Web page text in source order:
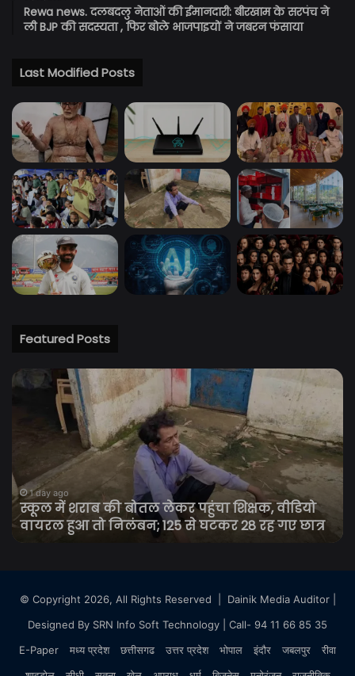
Rewa news. दलबदलु नेताओं की ईमानदारी: बीरखाम के सरपंच ने
ली BJP की सदस्यता , फिर बोले भाजपाइयों ने जबरन फंसाया
Last Modified Posts
Featured Posts
स्कूल
पहुंचा
शिक्षक,
वीडियो
वायरल
घटकर
1 day ago
स्कूल में शराब की बोतल लेकर पहुंचा शिक्षक, वीडियो
वायरल हुआ तो निलंबन; 125 से घटकर 28 रह गए छात्र
© Copyright 2026, All Rights Reserved | Dainik Media Auditor|
Designed By SRN Info Soft Technology | Call- 94 11 66 85 35
E-Paper
मध्य प्रदेश छत्तीसगढ उत्तर प्रदेश भोपाल इंदौर जबलपुर
रीवा